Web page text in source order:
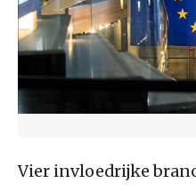
Vier invloedrijke